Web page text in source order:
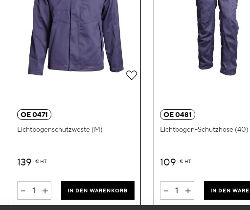
OE 0471
Lichtbogenschutzweste (M)
139 € HT
- + IN DEN WARENKORB
Zur
hinzufügen
OE 0481
Lichtbogen-Schutzhose (40)
109 € HT
- + IN DEN